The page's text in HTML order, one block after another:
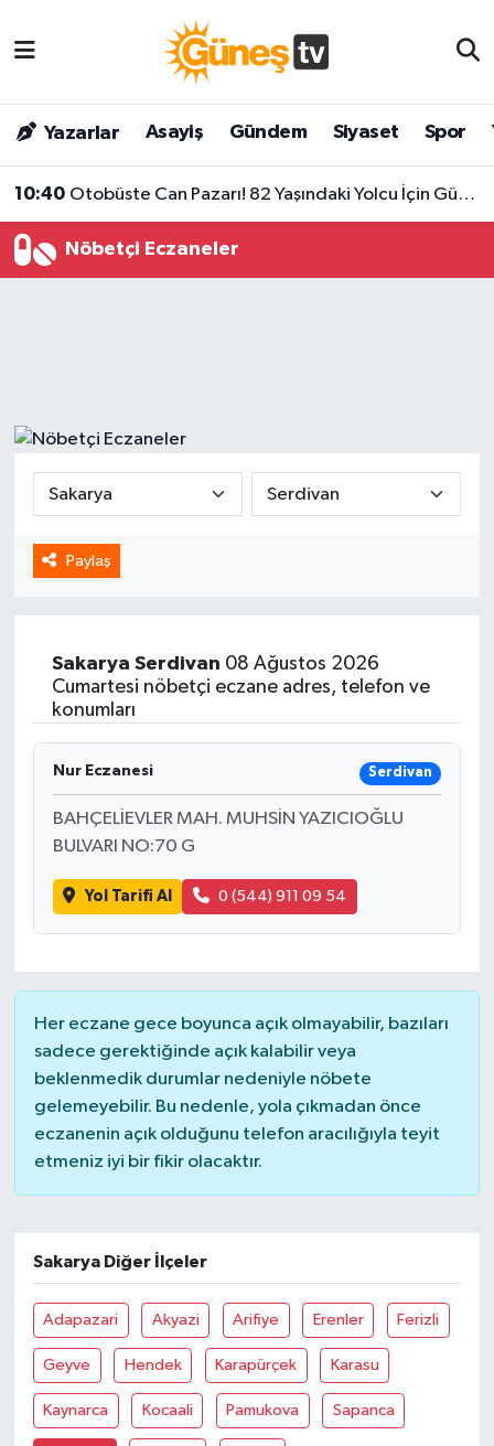
Yazarlar Asayiş Gündem Siyaset Spor
10:40 Otobüste Can Pazarı! 82 Yaşındaki Yolcu İçin Güzergâhını Hastaneye Çevirdi
Nöbetçi Eczaneler
Paylaş
Sakarya Serdivan 08 Ağustos 2026
Cumartesi nöbetçi eczane adres, telefon ve
konumları
Nur Eczanesi Serdivan
BAHÇELİEVLER MAH. MUHSİN YAZICIOĞLU
BULVARI NO:70 G
Yol Tarifi Al 0 (544) 911 09 54
Her eczane gece boyunca açık olmayabilir, bazıları
sadece gerektiğinde açık kalabilir veya
beklenmedik durumlar nedeniyle nöbete
gelemeyebilir. Bu nedenle, yola çıkmadan önce
eczanenin açık olduğunu telefon aracılığıyla teyit
etmeniz iyi bir fikir olacaktır.
Sakarya Diğer İlçeler
Adapazari Akyazi Arifiye Erenler Ferizli
Geyve Hendek Karapürçek Karasu
Kaynarca Kocaali Pamukova Sapanca
Bilim & Teknoloji
Dünya
Eğitim
Siyaset
Malatya Nöbetçi Eczaneler
Malatya Hava Durumu
Malatya Namaz Vakitleri
Malatya Trafik Yoğunluk Haritası
Haber Arşivi